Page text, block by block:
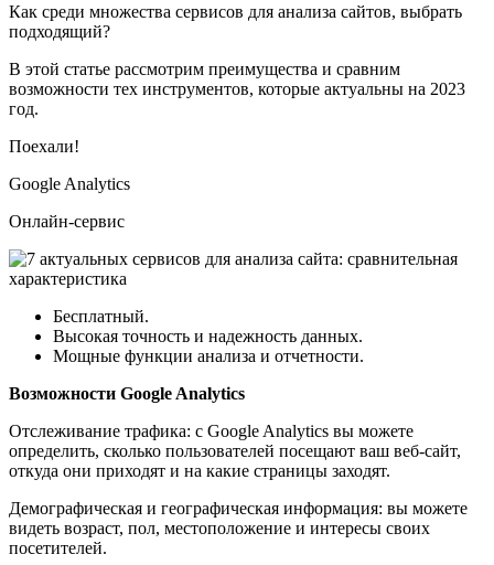
Как среди множества сервисов для анализа сайтов, выбрать
подходящий?
В этой статье рассмотрим преимущества и сравним
возможности тех инструментов, которые актуальны на 2023
год.
Поехали!
Google Analytics
Онлайн-сервис
Бесплатный.
Высокая точность и надежность данных.
Мощные функции анализа и отчетности.
Возможности Google Analytics
Отслеживание трафика: с Google Analytics вы можете
определить, сколько пользователей посещают ваш веб-сайт,
откуда они приходят и на какие страницы заходят.
Демографическая и географическая информация: вы можете
видеть возраст, пол, местоположение и интересы своих
посетителей.